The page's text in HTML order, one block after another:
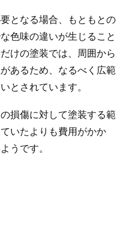
となる場合、もともとの
色味の違いが生じること
けの塗装では、周囲から
あるため、なるべく広範
とされています。
損傷に対して塗装する範
いたよりも費用がかか
うです。